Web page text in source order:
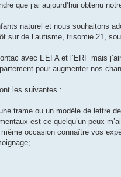
que j’ai aujourd’hui obtenu
naturel et nous souhaitons
sur de l’autisme, trisomie 21,
avec L’EFA et l’ERF mais
pour augmenter nos
les suivantes :
trame ou un modèle de lettre
est ce quelqu’un peux
même occasion connaître vos